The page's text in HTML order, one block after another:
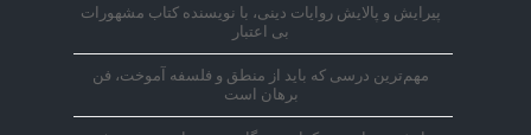
پیرایش و پالایش روایات دینی، با نویسنده کتاب مشهورات
بی اعتبار
مهم‌ترین درسی که باید از منطق و فلسفه آموخت، فن
برهان است